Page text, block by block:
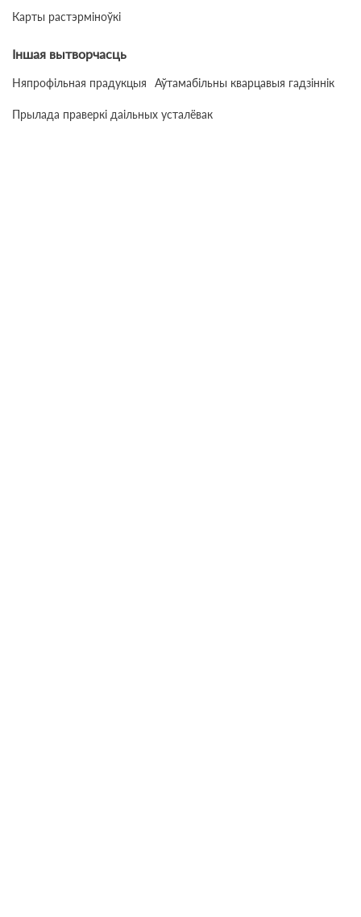
Карты растэрміноўкі
Іншая вытворчасць
Няпрофільная прадукцыя Аўтамабільны кварцавыя гадзіннік
Прылада праверкі даільных усталёвак